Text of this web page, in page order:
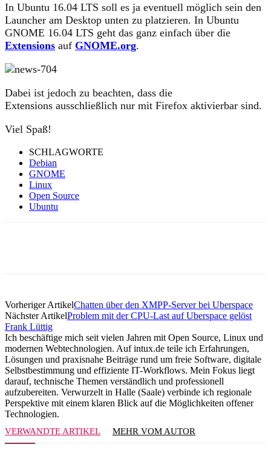
In Ubuntu 16.04 LTS soll es ja eventuell möglich sein den
Launcher am Desktop unten zu platzieren. In Ubuntu
GNOME 16.04 LTS geht das ganz einfach über die
Extensions auf GNOME.org.
Dabei ist jedoch zu beachten, dass die
Extensions ausschließlich nur mit Firefox aktivierbar sind.
Viel Spaß!
SCHLAGWORTE
Debian
GNOME
Linux
Open Source
Ubuntu
Vorheriger ArtikelChatten über den XMPP-Server bei Uberspace
Nächster ArtikelProblem mit der CPU-Last auf Uberspace gelöst
Frank Lüttig
Ich beschäftige mich seit vielen Jahren mit Open Source, Linux und
modernen Webtechnologien. Auf intux.de teile ich Erfahrungen,
Lösungen und praxisnahe Beiträge rund um freie Software, digitale
Selbstbestimmung und effiziente IT-Workflows. Mein Fokus liegt
darauf, technische Themen verständlich und professionell
aufzubereiten. Verwurzelt in Halle (Saale) verbinde ich regionale
Perspektive mit einem klaren Blick auf die Möglichkeiten offener
Technologien.
VERWANDTE ARTIKEL MEHR VOM AUTOR